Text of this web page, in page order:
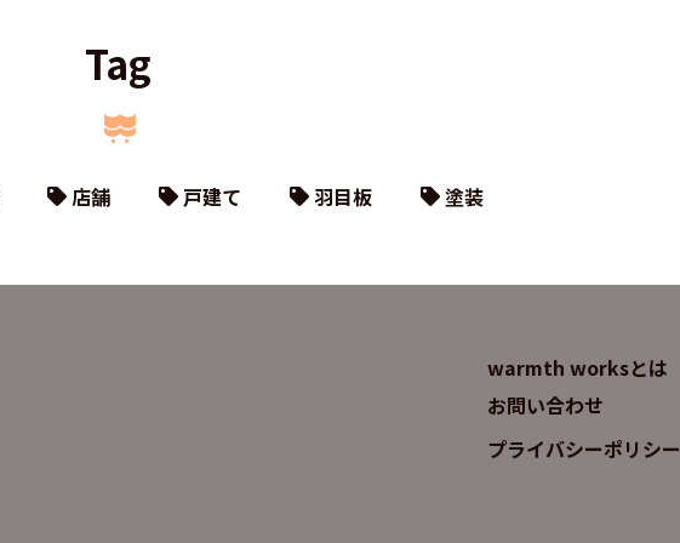
Tag
店舗 戸建て 羽目板 塗装
warmth worksとは
お問い合わせ
プライバシーポリシー